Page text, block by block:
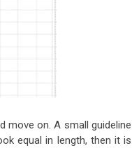
move on. A small guideline
equal in length, then it is